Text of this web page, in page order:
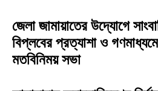
জেলা জামায়াতের উদ্যোগে
বিপ্লবের প্রত্যাশা ও
মতবিনিময় সভা